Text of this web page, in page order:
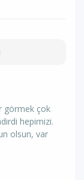
görmek çok
hepimizi.
olsun, var